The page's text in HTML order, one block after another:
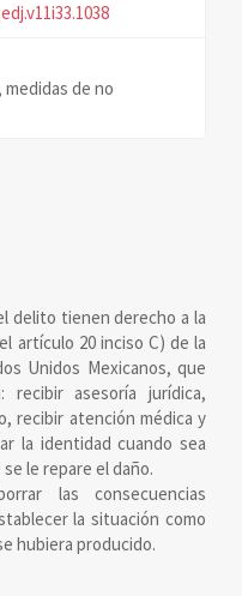
de no
delito tienen derecho a la
artículo 20 inciso C) de la
Unidos Mexicanos, que
recibir asesoría jurídica,
recibir atención médica y
la identidad cuando sea
le repare el daño.
las consecuencias
la situación como
hubiera producido.